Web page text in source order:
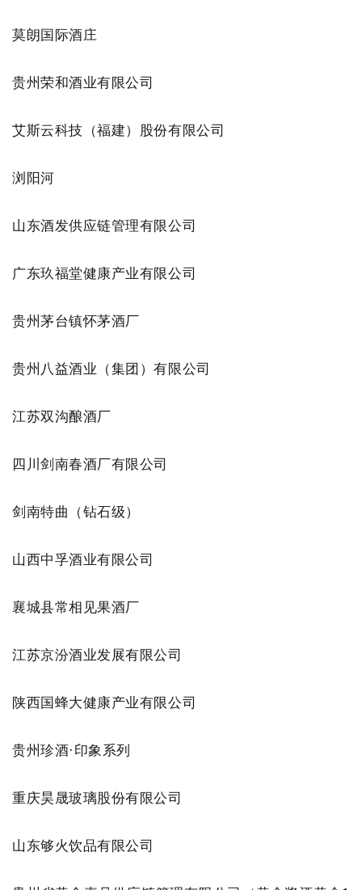
莫朗国际酒庄
贵州荣和酒业有限公司
艾斯云科技（福建）股份有限公司
浏阳河
山东酒发供应链管理有限公司
广东玖福堂健康产业有限公司
贵州茅台镇怀茅酒厂
贵州八益酒业（集团）有限公司
江苏双沟酿酒厂
四川剑南春酒厂有限公司
剑南特曲（钻石级）
山西中孚酒业有限公司
襄城县常相见果酒厂
江苏京汾酒业发展有限公司
陕西国蜂大健康产业有限公司
贵州珍酒·印象系列
重庆昊晟玻璃股份有限公司
山东够火饮品有限公司